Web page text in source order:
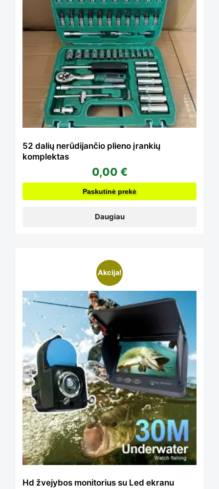
product
page
52 dalių nerūdijančio plieno įrankių
komplektas
0,00 €
Paskutinė prekė
Daugiau
Akcija!
Hd žvejybos monitorius su Led ekranu
product
has
multiple
variants.
The